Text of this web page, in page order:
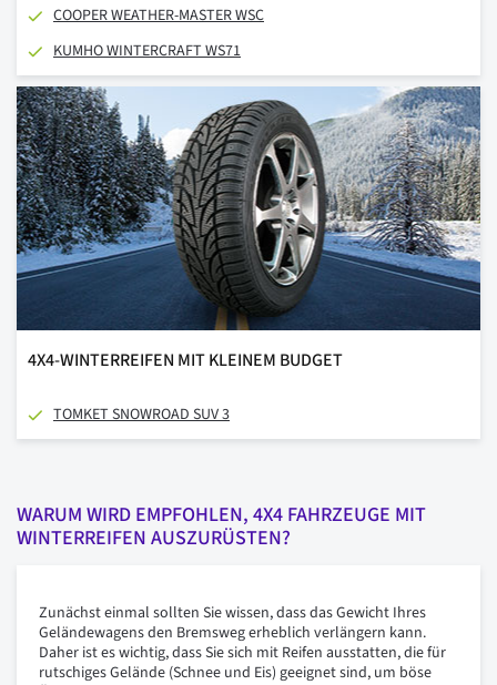
COOPER WEATHER-MASTER WSC
KUMHO WINTERCRAFT WS71
4X4-WINTERREIFEN MIT KLEINEM BUDGET
TOMKET SNOWROAD SUV 3
WARUM WIRD EMPFOHLEN, 4X4 FAHRZEUGE MIT
WINTERREIFEN AUSZURÜSTEN?
Zunächst einmal sollten Sie wissen, dass das Gewicht Ihres
Geländewagens den Bremsweg erheblich verlängern kann.
Daher ist es wichtig, dass Sie sich mit Reifen ausstatten, die für
rutschiges Gelände (Schnee und Eis) geeignet sind, um böse